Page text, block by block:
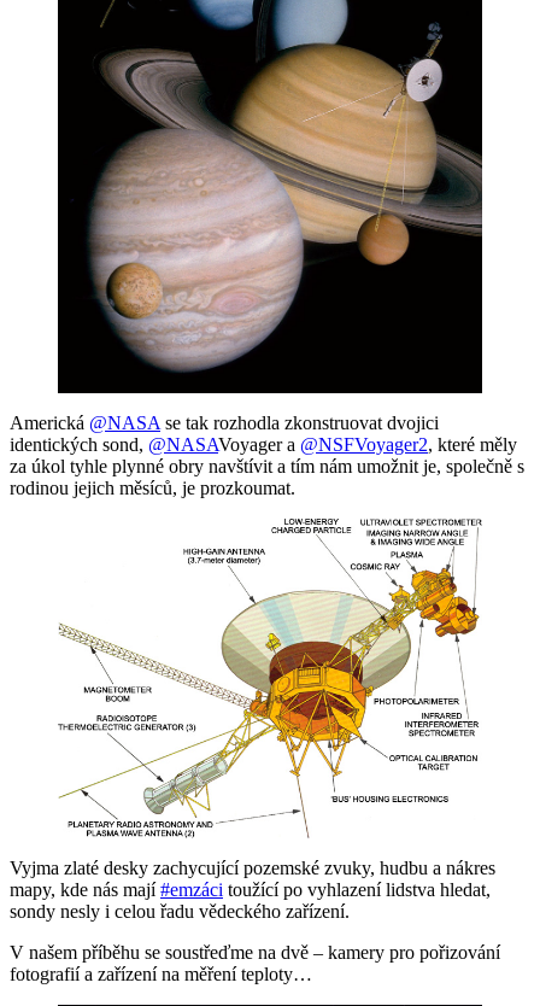
Americká @NASA se tak rozhodla zkonstruovat dvojici
identických sond, @NASAVoyager a @NSFVoyager2, které měly
za úkol tyhle plynné obry navštívit a tím nám umožnit je, společně s
rodinou jejich měsíců, je prozkoumat.
Vyjma zlaté desky zachycující pozemské zvuky, hudbu a nákres
mapy, kde nás mají#emzáci toužící po vyhlazení lidstva hledat,
sondy nesly i celou řadu vědeckého zařízení.
V našem příběhu se soustřeďme na dvě – kamery pro pořizování
fotografií a zařízení na měření teploty…